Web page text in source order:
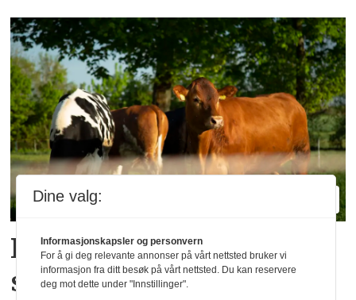
Kramp tar inn
strømapparater med app
Dine valg:
Informasjonskapsler og personvern
For å gi deg relevante annonser på vårt nettsted bruker vi
informasjon fra ditt besøk på vårt nettsted. Du kan reservere
deg mot dette under "Innstillinger".